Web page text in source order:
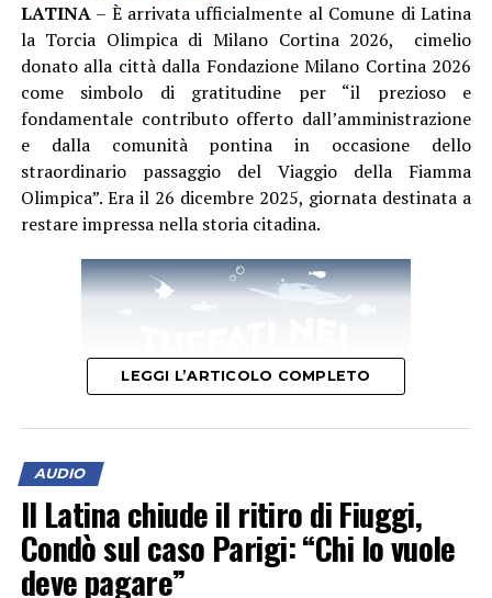
Una crescita costante che oggi la società sceglie di
mettere nuovamente al servizio del proprio settore
giovanile, con la convinzione che investire nelle persone
significhi investire nel futuro del club.
LATINA– È arrivata ufficialmente al Comune di Latina
la Torcia Olimpica di Milano Cortina 2026, cimelio
donato alla città dalla Fondazione Milano Cortina 2026
come simbolo di gratitudine per “il prezioso e
fondamentale contributo offerto dall’amministrazione
e dalla comunità pontina in occasione dello
straordinario passaggio del Viaggio della Fiamma
Olimpica”. Era il 26 dicembre 2025, giornata destinata a
restare impressa nella storia citadina.
“Accogliere ed esporre oggi una Torcia Olimpica –
afferma il sindaco Matilde Celentano – nella casa
LEGGI L’ARTICOLO COMPLETO
AUDIO
Il Latina chiude il ritiro di Fiuggi,
Condò sul caso Parigi: “Chi lo vuole
deve pagare”